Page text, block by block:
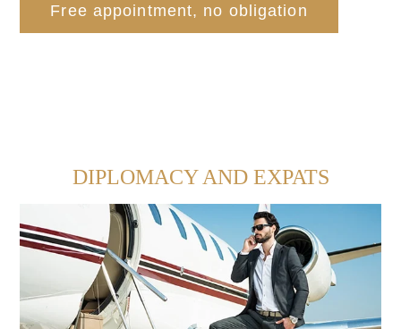
Free appointment, no obligation
DIPLOMACY AND EXPATS